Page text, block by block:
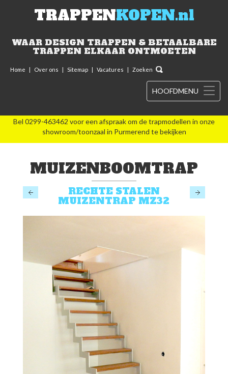
TRAPPENKOPEN.nl
WAAR DESIGN TRAPPEN & BETAALBARE
TRAPPEN ELKAAR ONTMOETEN
Home | Over ons | Sitemap | Vacatures | Zoeken
HOOFDMENU
Bel 0299-463462 voor een afspraak om de trapmodellen in onze
showroom/toonzaal in Purmerend te bekijken
MUIZENBOOMTRAP
RECHTE STALEN
MUIZENTRAP MZ32